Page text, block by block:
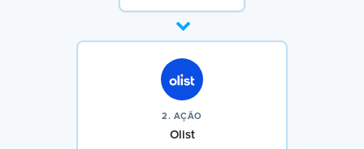
2. AÇÃO
Olist